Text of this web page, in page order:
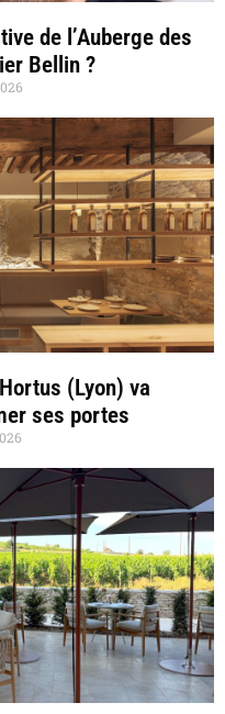
de l’Auberge des
Bellin ?
(Lyon) va
ses portes